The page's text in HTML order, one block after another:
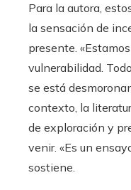
Para la autora,
la sensación de
presente.
vulnerabilidad.
se está
contexto, la
de exploración y
venir. «Es un
sostiene.